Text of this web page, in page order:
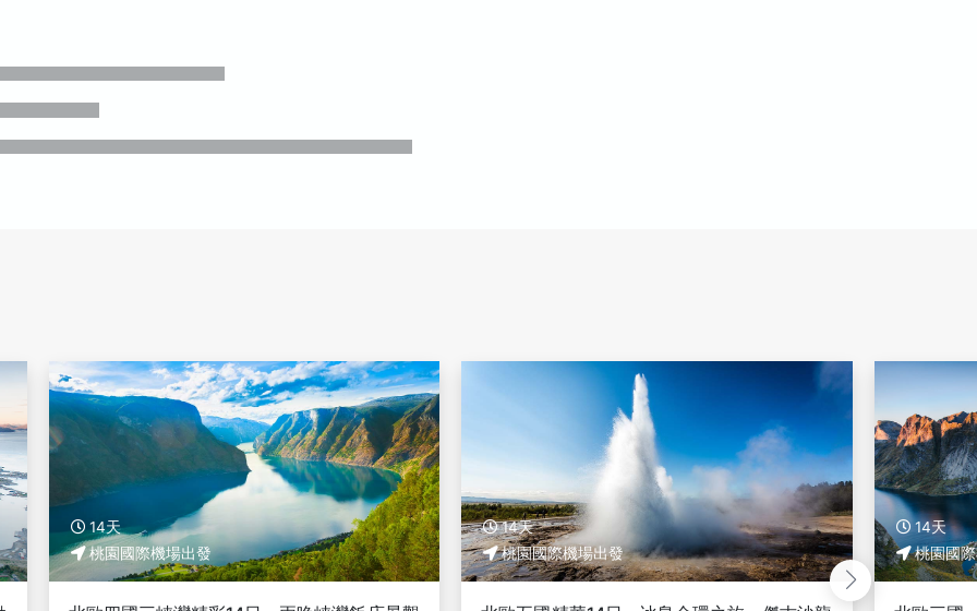
14天
桃園國際機場出發
14天
桃園國際機場出發
10天
挪威
桃園國